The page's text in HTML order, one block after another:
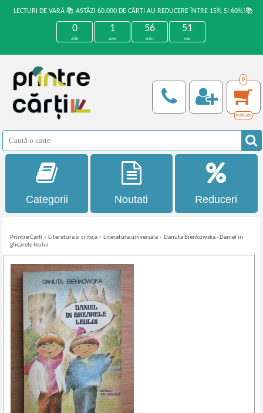
LECTURI DE VARĂ 📚 ASTĂZI 60.000 DE CĂRȚI AU REDUCERE ÎNTRE 15% ȘI 60%!📚
0
zile
1
ore
56
min
51
sec
0
0,00 Lei
Categorii Noutati Reduceri
Printre Carti » Literatura si critica » Literatura universala » Danuta Bienkowska - Daniel in
ghearele leului